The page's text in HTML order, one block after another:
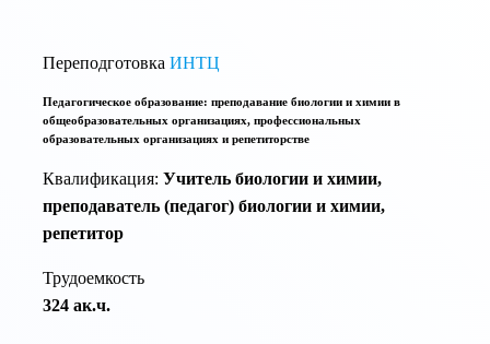
Переподготовка ИНТЦ
Педагогическое образование: преподавание биологии и химии в
общеобразовательных организациях, профессиональных
образовательных организациях и репетиторстве
Квалификация: Учитель биологии и химии,
преподаватель (педагог) биологии и химии,
репетитор
Трудоемкость
324 ак.ч.